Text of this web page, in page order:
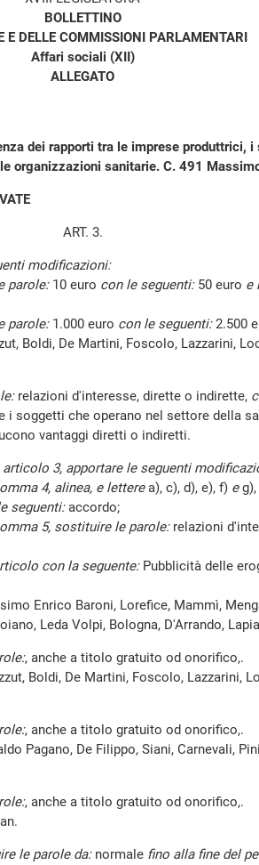
BOLLETTINO
E DELLE COMMISSIONI PARLAMENTARI
Affari sociali (XII)
ALLEGATO
dei rapporti tra le imprese produttrici,
organizzazioni sanitarie. C. 491
ART. 3.
modificazioni:
parole:10 euro con le seguenti:50 euro e
parole:1.000 euro con le seguenti:2.500
Boldi, De Martini, Foscolo, Lazzarini,
relazioni d'interesse, dirette o indirette,
i soggetti che operano nel settore della
vantaggi diretti o indiretti.
3, apportare le seguenti
4, alinea, e letterea), c), d), e), f) eg),
seguenti:accordo;
5, sostituire le parole:relazioni
con la seguente:Pubblicità delle
Enrico Baroni, Lorefice, Mammì,
Leda Volpi, Bologna, D'Arrando,
, anche a titolo gratuito od onorifico,.
Boldi, De Martini, Foscolo, Lazzarini,
, anche a titolo gratuito od onorifico,.
Pagano, De Filippo, Siani, Carnevali,
, anche a titolo gratuito od onorifico,.
le parole da:normale fino alla fine del